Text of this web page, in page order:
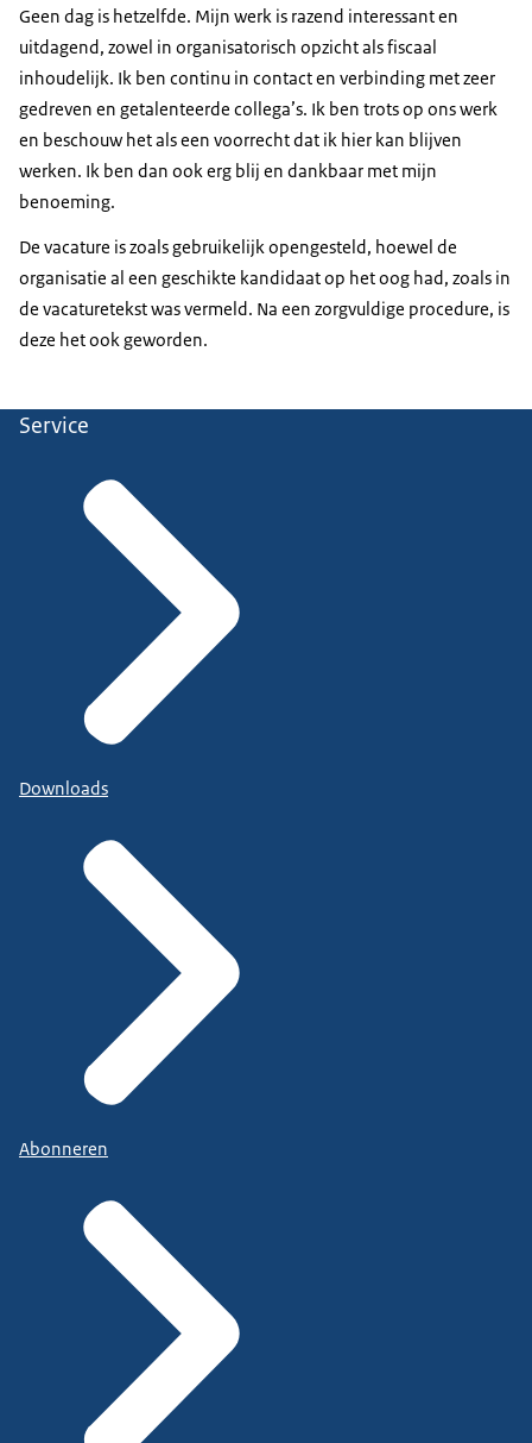
Geen dag is hetzelfde. Mijn werk is razend interessant en
uitdagend, zowel in organisatorisch opzicht als fiscaal
inhoudelijk. Ik ben continu in contact en verbinding met zeer
gedreven en getalenteerde collega’s. Ik ben trots op ons werk
en beschouw het als een voorrecht dat ik hier kan blijven
werken. Ik ben dan ook erg blij en dankbaar met mijn
benoeming.
De vacature is zoals gebruikelijk opengesteld, hoewel de
organisatie al een geschikte kandidaat op het oog had, zoals in
de vacaturetekst was vermeld. Na een zorgvuldige procedure, is
deze het ook geworden.
Service
Downloads
Abonneren